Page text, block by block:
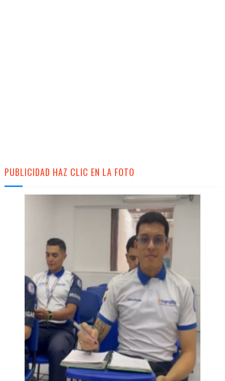
PUBLICIDAD HAZ CLIC EN LA FOTO